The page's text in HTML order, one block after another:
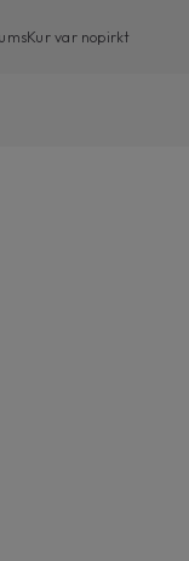
Trauku
Kur var nopirkt